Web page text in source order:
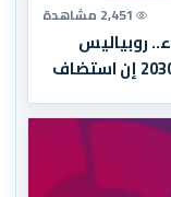
2,451 مشاهدة
روبياليس
يطالب بالانسحاب من تنظيم مونديال 2030 إن استضاف